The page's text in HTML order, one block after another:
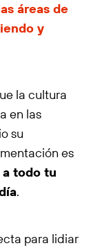
áreas de
y
la cultura
en las
su
es
todo tu
.
para lidiar